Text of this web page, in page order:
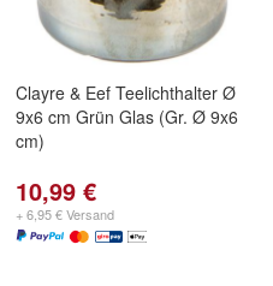
Clayre & Eef Teelichthalter Ø
9x6 cm Grün Glas (Gr. Ø 9x6
cm)
10,99 €
+ 6,95 € Versand